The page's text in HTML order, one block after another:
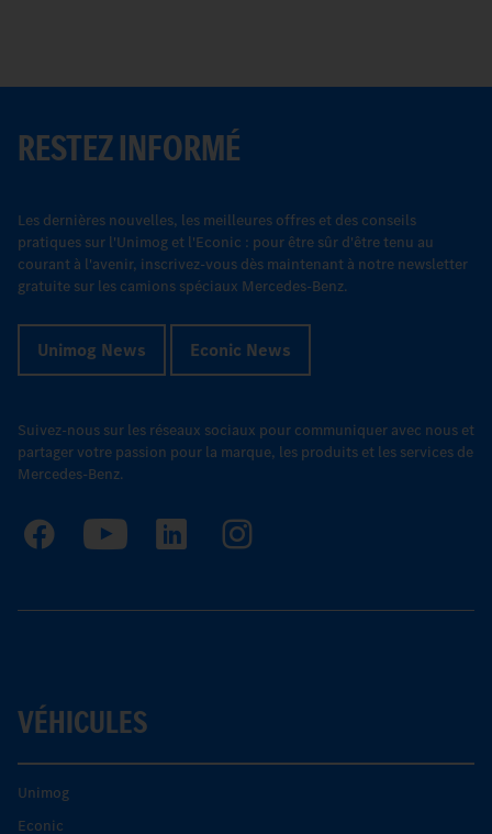
RESTEZ INFORMÉ
Les dernières nouvelles, les meilleures offres et des conseils
pratiques sur l'Unimog et l'Econic : pour être sûr d'être tenu au
courant à l'avenir, inscrivez-vous dès maintenant à notre newsletter
gratuite sur les camions spéciaux Mercedes-Benz.
Unimog News Econic News
Suivez-nous sur les réseaux sociaux pour communiquer avec nous et
partager votre passion pour la marque, les produits et les services de
Mercedes-Benz.
VÉHICULES
Unimog
Econic